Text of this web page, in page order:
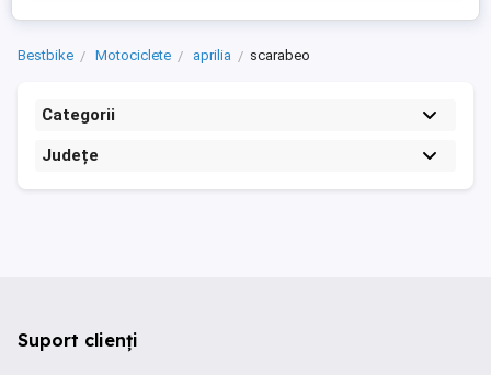
Bestbike Motociclete aprilia scarabeo
Categorii
Județe
Suport clienți